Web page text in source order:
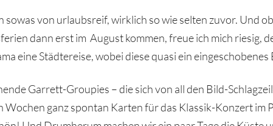
sowas von urlaubsreif, wirklich so wie selten zuvor. Und
dann erst im August kommen, freue ich mich riesig,
eine Städtereise, wobei diese quasi ein
Garrett-Groupies – die sich von all den Bild-
Wochen ganz spontan Karten für das Klassik-Konzert